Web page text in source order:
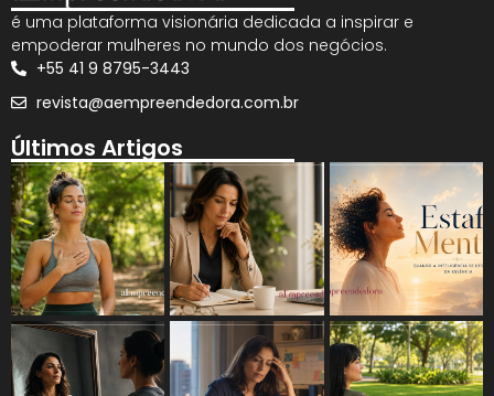
é uma plataforma visionária dedicada a inspirar e
empoderar mulheres no mundo dos negócios.
+55 41 9 8795-3443
revista@aempreendedora.com.br
Últimos Artigos